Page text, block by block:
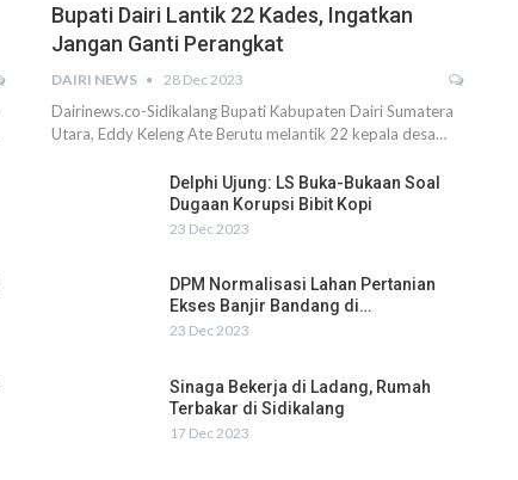
Bupati Dairi Lantik 22 Kades, Ingatkan
Jangan Ganti Perangkat
DAIRI NEWS 28 Dec 2023
Dairinews.co-Sidikalang Bupati Kabupaten Dairi Sumatera
Utara, Eddy Keleng Ate Berutu melantik 22 kepala desa…
Delphi Ujung: LS Buka-Bukaan Soal
Dugaan Korupsi Bibit Kopi
23 Dec 2023
DPM Normalisasi Lahan Pertanian
Ekses Banjir Bandang di…
23 Dec 2023
Sinaga Bekerja di Ladang, Rumah
Terbakar di Sidikalang
17 Dec 2023